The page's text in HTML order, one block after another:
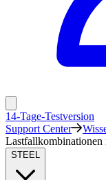
14-Tage-Testversion
Support Center
Lastfallkombinationen
STEEL